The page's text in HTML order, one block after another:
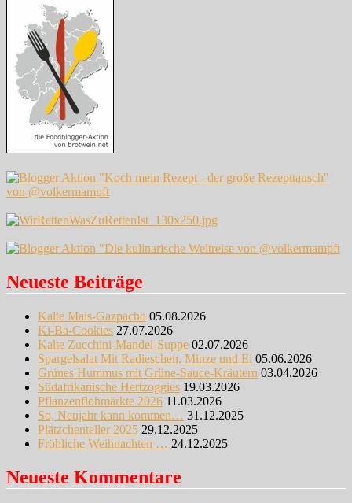
Neueste Beiträge
Kalte Mais-Gazpacho 05.08.2026
Ki-Ba-Cookies 27.07.2026
Kalte Zucchini-Mandel-Suppe 02.07.2026
Spargelsalat Mit Radieschen, Minze und Ei 05.06.2026
Grünes Hummus mit Grüne-Sauce-Kräutern 03.04.2026
Südafrikanische Hertzoggies 19.03.2026
Pflanzenflohmärkte 2026 11.03.2026
So, Neujahr kann kommen… 31.12.2025
Plätzchenteller 2025 29.12.2025
Fröhliche Weihnachten … 24.12.2025
Neueste Kommentare